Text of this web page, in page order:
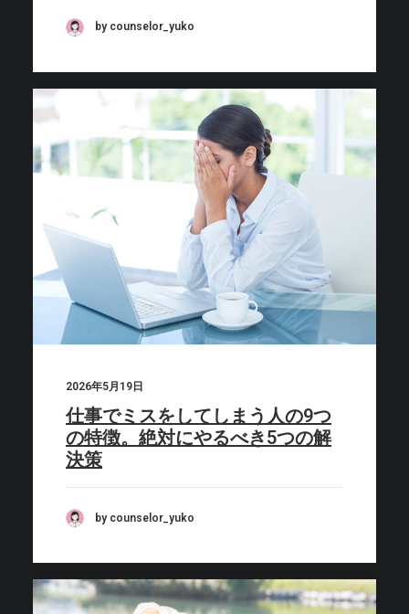
by counselor_yuko
2026年5月19日
仕事でミスをしてしまう人の9つ
の特徴。絶対にやるべき5つの解
決策
by counselor_yuko